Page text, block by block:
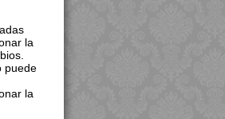
la
puede
la